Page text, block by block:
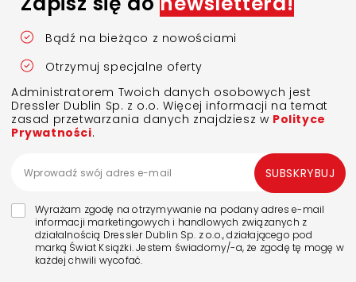
Bądź na bieżąco z nowościami
Otrzymuj specjalne oferty
Administratorem Twoich danych osobowych jest
Dressler Dublin Sp. z o.o. Więcej informacji na temat
zasad przetwarzania danych znajdziesz w Polityce
Prywatności.
Wyrażam zgodę na otrzymywanie na podany adres e-mail
informacji marketingowych i handlowych związanych z
działalnością Dressler Dublin Sp. z o.o., działającego pod
marką Świat Książki. Jestem świadomy/-a, że zgodę tę mogę w
każdej chwili wycofać.
SUBSKRYBUJ